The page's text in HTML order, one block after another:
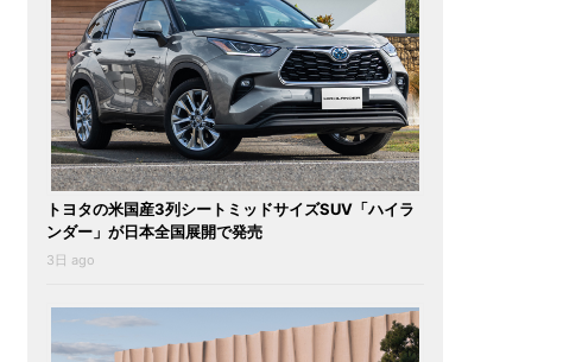
トヨタの米国産3列シートミッドサイズSUV「ハイラ
ンダー」が日本全国展開で発売
3日 ago